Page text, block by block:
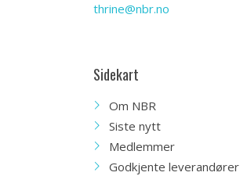
thrine@nbr.no
Sidekart
Om NBR
Siste nytt
Medlemmer
Godkjente leverandører